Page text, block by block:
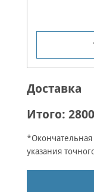
Доставка
Итого: 2800
*Окончательная
указания